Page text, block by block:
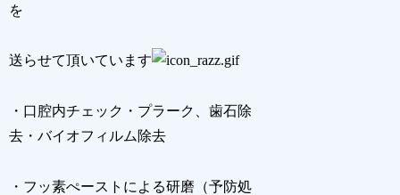
を
送らせて頂いています
・口腔内チェック・プラーク、歯石除
去・バイオフィルム除去
・フッ素ぺーストによる研磨（予防処